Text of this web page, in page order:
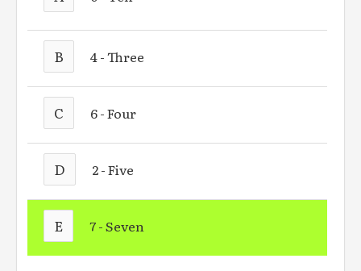
B 4 - Three
C 6 - Four
D 2 - Five
E 7 - Seven